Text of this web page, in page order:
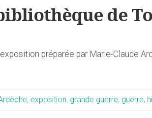
de
préparée par Marie-Claude
, exposition, grande guerre, guerre,